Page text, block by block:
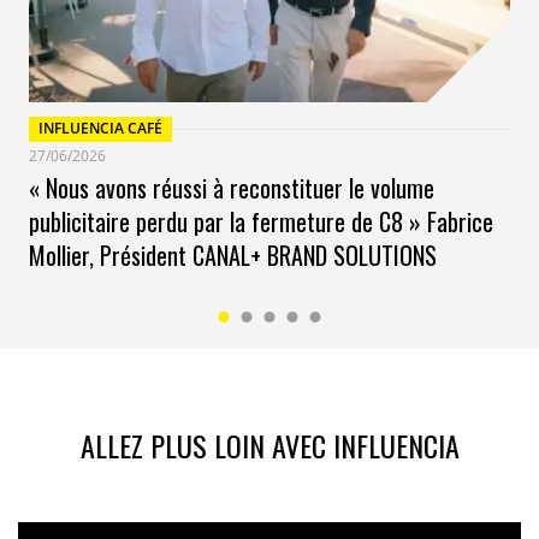
restent fidèles à Decathlon, Picard, Leroy Merlin, Kiabi
et Intersport.
Enfin, l’étude révèle un impact concret du contexte
de supermarché distinctes chaque mois (+5 % par
INFLUENCIA CAFÉ
27/06/2026
« Nous avons réussi à reconstituer le volume
publicitaire perdu par la fermeture de C8 » Fabrice
Mollier, Président CANAL+ BRAND SOLUTIONS
ALLEZ PLUS LOIN AVEC INFLUENCIA